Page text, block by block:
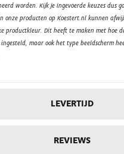
LEVERTIJD
REVIEWS
worden. Kijk je ingevoerde keuzes dus
onze producten op Koestert.nl kunnen
productkleur. Dit heeft te maken met hoe
maar ook het type beeldscherm